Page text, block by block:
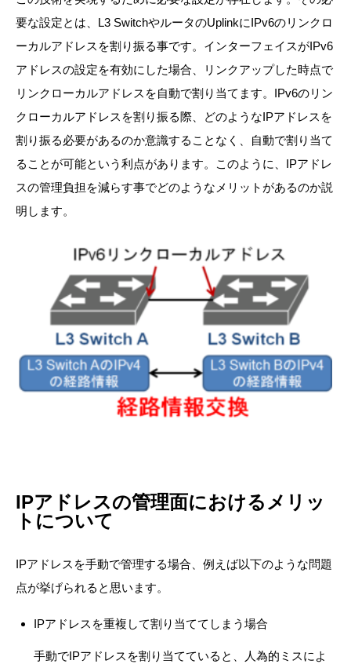
要な設定とは、L3 SwitchやルータのUplinkにIPv6のリンクロ
ーカルアドレスを割り振る事です。インターフェイスがIPv6
アドレスの設定を有効にした場合、リンクアップした時点で
リンクローカルアドレスを自動で割り当てます。IPv6のリン
クローカルアドレスを割り振る際、どのようなIPアドレスを
割り振る必要があるのか意識することなく、自動で割り当て
ることが可能という利点があります。このように、IPアドレ
スの管理負担を減らす事でどのようなメリットがあるのか説
明します。
IPアドレスの管理面におけるメリッ
トについて
IPアドレスを手動で管理する場合、例えば以下のような問題
点が挙げられると思います。
IPアドレスを重複して割り当ててしまう場合
手動でIPアドレスを割り当てていると、人為的ミスによ